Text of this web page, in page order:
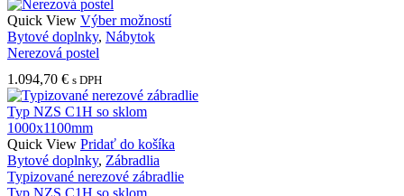
Quick View Výber možnostíTento
Možnosti
vybrať
stránke
Bytové doplnky, Nábytok
Nerezová postel
1.094,70 € s DPH
Quick View Pridať do košíka
Bytové doplnky, Zábradlia
Typizované nerezové zábradlie